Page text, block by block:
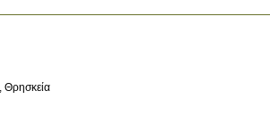
Θρησκεία